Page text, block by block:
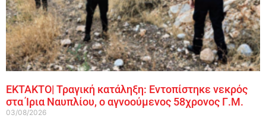
ΕΚΤΑΚΤΟ| Τραγική κατάληξη: Εντοπίστηκε νεκρός
στα Ίρια Ναυπλίου, ο αγνοούμενος 58χρονος Γ.Μ.
03/08/2026